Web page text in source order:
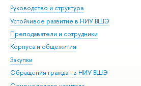
Руководство и структура
Устойчивое развитие в НИУ ВШЭ
Преподаватели и сотрудники
Корпуса и общежития
Закупки
Обращения граждан в НИУ ВШЭ